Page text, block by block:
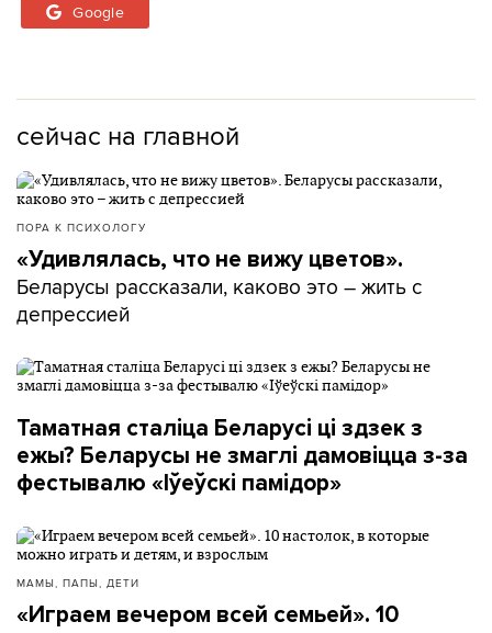
Google
сейчас на главной
ПОРА К ПСИХОЛОГУ
«Удивлялась, что не вижу цветов».
Беларусы рассказали, каково это – жить с
депрессией
Таматная сталіца Беларусі ці здзек з
ежы? Беларусы не змаглі дамовіцца з-за
фестывалю «Іўеўскі памідор»
МАМЫ, ПАПЫ, ДЕТИ
«Играем вечером всей семьей». 10